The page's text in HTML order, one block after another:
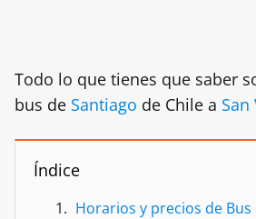
Todo lo que tienes que saber
bus de Santiago de Chile a San
Índice
Horarios y precios de Bus